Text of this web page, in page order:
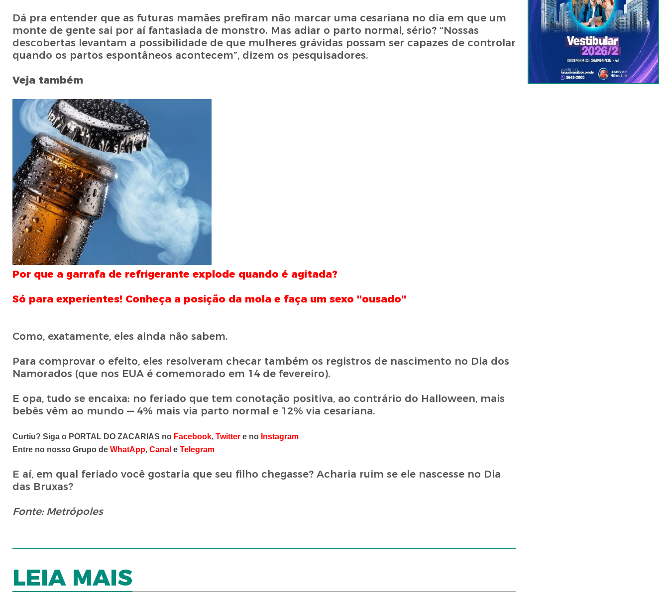
Dá pra entender que as futuras mamães prefiram não marcar uma cesariana no dia em que um
monte de gente sai por aí fantasiada de monstro. Mas adiar o parto normal, sério? “Nossas
descobertas levantam a possibilidade de que mulheres grávidas possam ser capazes de controlar
quando os partos espontâneos acontecem”, dizem os pesquisadores.
Veja também
Por que a garrafa de refrigerante explode quando é agitada?
Só para experientes! Conheça a posição da mola e faça um sexo ''ousado''
Como, exatamente, eles ainda não sabem.
Para comprovar o efeito, eles resolveram checar também os registros de nascimento no Dia dos
Namorados (que nos EUA é comemorado em 14 de fevereiro).
E opa, tudo se encaixa: no feriado que tem conotação positiva, ao contrário do Halloween, mais
bebês vêm ao mundo — 4% mais via parto normal e 12% via cesariana.
Curtiu? Siga o PORTAL DO ZACARIAS no Facebook, Twittere no Instagram
Entre no nosso Grupo de WhatApp, Canal e Telegram
E aí, em qual feriado você gostaria que seu filho chegasse? Acharia ruim se ele nascesse no Dia
das Bruxas?
Fonte: Metrópoles
LEIA MAIS